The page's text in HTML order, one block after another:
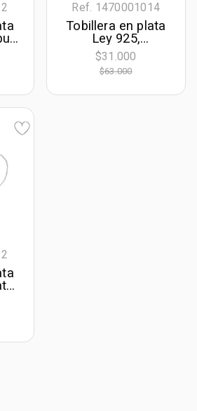
Ref. 1470001014
Tobillera en plata
Ley 925,
Veneciana, 23 cm.
de largo, 1 mm. de
ancho
$31.000
$63.000